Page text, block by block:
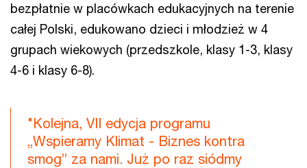
bezpłatnie w placówkach edukacyjnych na terenie
całej Polski, edukowano dzieci i młodzież w 4
grupach wiekowych (przedszkole, klasy 1-3, klasy
4-6 i klasy 6-8).
"Kolejna, VII edycja programu
„Wspieramy Klimat - Biznes kontra
smog” za nami. Już po raz siódmy